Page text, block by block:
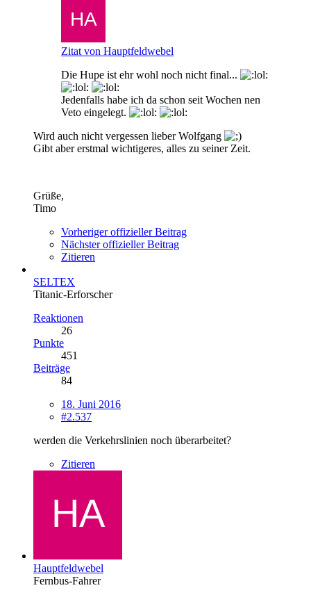
Zitat von Hauptfeldwebel
Die Hupe ist ehr wohl noch nicht final...
Jedenfalls habe ich da schon seit Wochen nen
Veto eingelegt.
Wird auch nicht vergessen lieber Wolfgang
Gibt aber erstmal wichtigeres, alles zu seiner Zeit.
Grüße,
Timo
Vorheriger offizieller Beitrag
Nächster offizieller Beitrag
Zitieren
SELTEX
Titanic-Erforscher
Reaktionen
26
Punkte
451
Beiträge
84
18. Juni 2016
#2.537
werden die Verkehrslinien noch überarbeitet?
Zitieren
Hauptfeldwebel
Fernbus-Fahrer